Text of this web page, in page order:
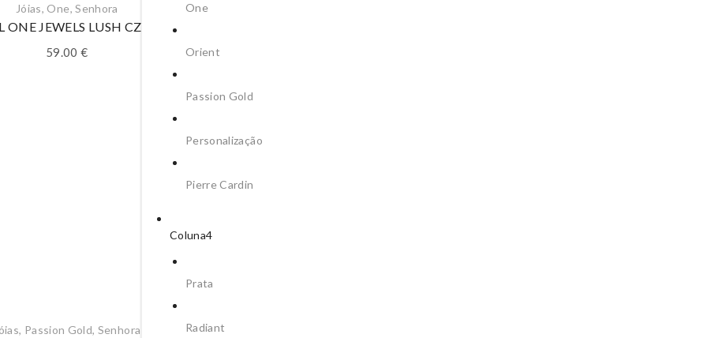
One
Orient
Passion Gold
Personalização
Pierre Cardin
Coluna4
Prata
Radiant
Jóias, One,Senhora
ONE JEWELS LUSH CZ RG
59.00€
, Passion Gold, Senhora Jóias